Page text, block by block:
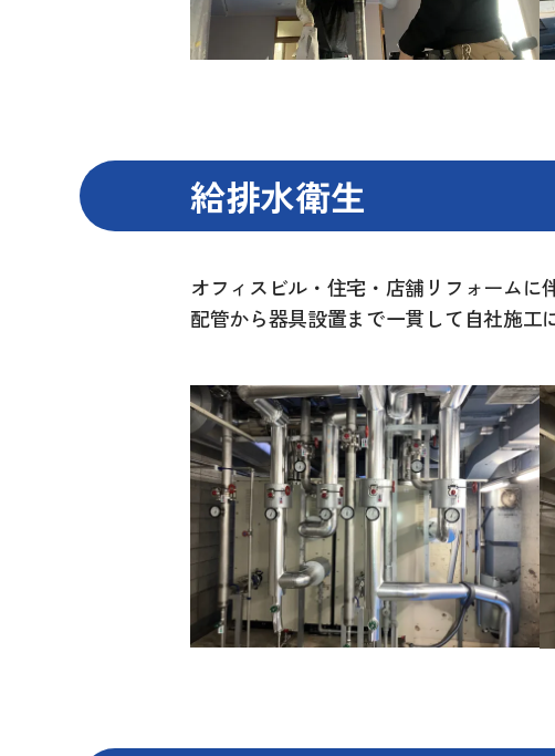
給排水衛生
オフィスビル・住宅・店舗リフォーム
配管から器具設置まで一貫して自社施工